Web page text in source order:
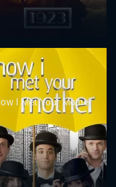
I Met Your Mother